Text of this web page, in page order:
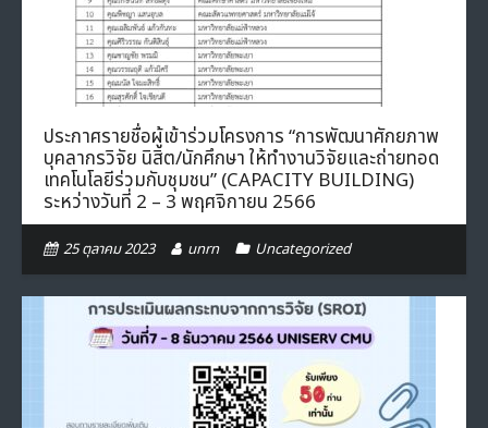
ประกาศรายชื่อผู้เข้าร่วมโครงการ “การพัฒนาศักยภาพ
บุคลากรวิจัย นิสิต/นักศึกษา ให้ทำงานวิจัยและถ่ายทอด
เทคโนโลยีร่วมกับชุมชน” (CAPACITY BUILDING)
ระหว่างวันที่ 2 – 3 พฤศจิกายน 2566
25 ตุลาคม 2023 unrn Uncategorized